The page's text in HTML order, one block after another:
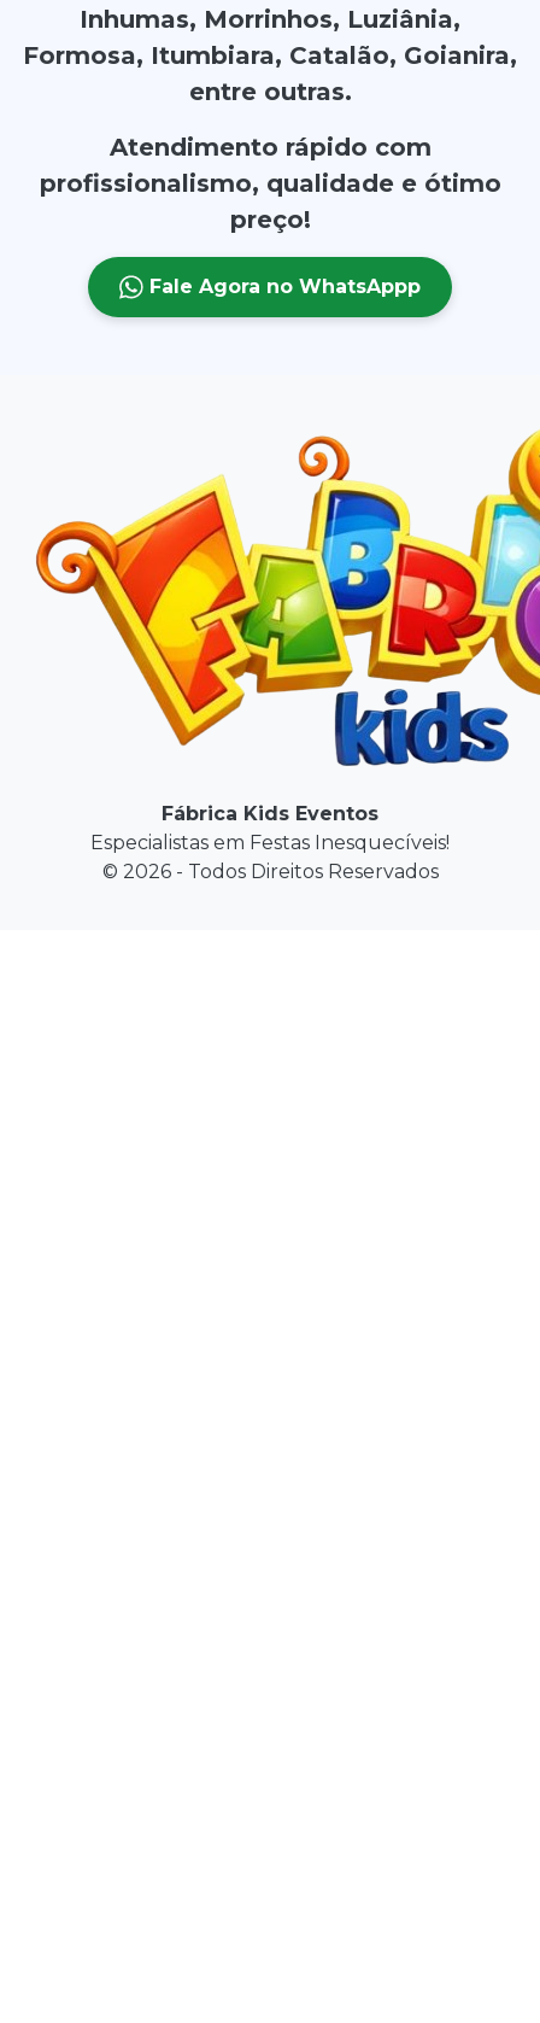
Inhumas, Morrinhos, Luziânia,
Formosa, Itumbiara, Catalão, Goianira,
entre outras.
Atendimento rápido com
profissionalismo, qualidade e ótimo
preço!
Fale Agora no WhatsAppp
Fábrica Kids Eventos
Especialistas em Festas Inesquecíveis!
© 2026 - Todos Direitos Reservados